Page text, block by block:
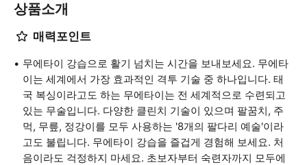
상품소개
매력포인트
무에타이 강습으로 활기 넘치는 시간을 보내보세요. 무에타
이는 세계에서 가장 효과적인 격투 기술 중 하나입니다. 태
국 복싱이라고도 하는 무에타이는 전 세계적으로 수련되고
있는 무술입니다. 다양한 클린치 기술이 있으며 팔꿈치, 주
먹, 무릎, 정강이를 모두 사용하는 '8개의 팔다리 예술'이라
고도 불립니다. 무에타이 강습을 즐겁게 경험해 보세요. 처
음이라도 걱정하지 마세요. 초보자부터 숙련자까지 모두에